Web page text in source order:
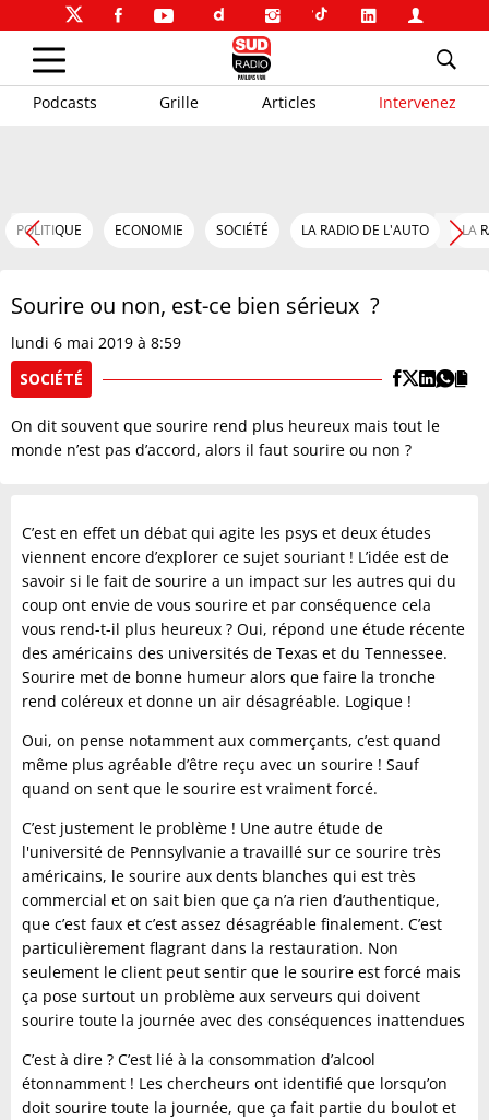
Podcasts Grille Articles Intervenez
POLITIQUE ECONOMIE SOCIÉTÉ LA RADIO DE L'AUTO LA
Sourire ou non, est-ce bien sérieux ?
lundi 6 mai 2019 à 8:59
SOCIÉTÉ
On dit souvent que sourire rend plus heureux mais tout le
monde n’est pas d’accord, alors il faut sourire ou non ?
C’est en effet un débat qui agite les psys et deux études
viennent encore d’explorer ce sujet souriant ! L’idée est de
savoir si le fait de sourire a un impact sur les autres qui du
coup ont envie de vous sourire et par conséquence cela
vous rend-t-il plus heureux ? Oui, répond une étude récente
des américains des universités de Texas et du Tennessee.
Sourire met de bonne humeur alors que faire la tronche
rend coléreux et donne un air désagréable. Logique !
Oui, on pense notamment aux commerçants, c’est quand
même plus agréable d’être reçu avec un sourire ! Sauf
quand on sent que le sourire est vraiment forcé.
C’est justement le problème ! Une autre étude de
l'université de Pennsylvanie a travaillé sur ce sourire très
américains, le sourire aux dents blanches qui est très
commercial et on sait bien que ça n’a rien d’authentique,
que c’est faux et c’est assez désagréable finalement. C’est
particulièrement flagrant dans la restauration. Non
seulement le client peut sentir que le sourire est forcé mais
ça pose surtout un problème aux serveurs qui doivent
sourire toute la journée avec des conséquences inattendues
C’est à dire ? C’est lié à la consommation d’alcool
étonnamment ! Les chercheurs ont identifié que lorsqu’on
doit sourire toute la journée, que ça fait partie du boulot et